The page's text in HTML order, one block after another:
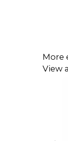
Ha
More
View